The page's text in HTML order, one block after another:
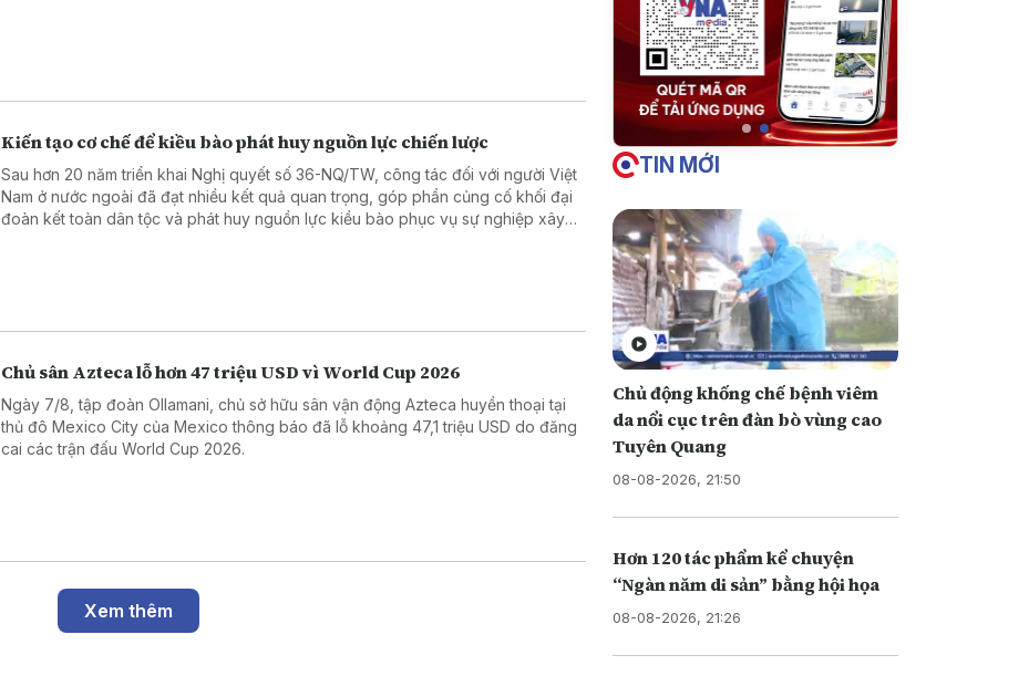
Kiến tạo cơ chế để kiều bào phát huy nguồn lực chiến lược
Sau hơn 20 năm triển khai Nghị quyết số 36-NQ/TW, công tác đối với người Việt
Nam ở nước ngoài đã đạt nhiều kết quả quan trọng, góp phần củng cố khối đại
đoàn kết toàn dân tộc và phát huy nguồn lực kiều bào phục vụ sự nghiệp xây
Chủ sân Azteca lỗ hơn 47 triệu USD vì World Cup 2026
Ngày 7/8, tập đoàn Ollamani, chủ sở hữu sân vận động Azteca huyền thoại tại
thủ đô Mexico City của Mexico thông báo đã lỗ khoảng 47,1 triệu USD do đăng
cai các trận đấu World Cup 2026.
Xem thêm
TIN MỚI
Chủ động khống chế bệnh viêm
da nổi cục trên đàn bò vùng cao
Tuyên Quang
08-08-2026, 21:50
Hơn 120 tác phẩm kể chuyện
“Ngàn năm di sản” bằng hội họa
08-08-2026, 21:26